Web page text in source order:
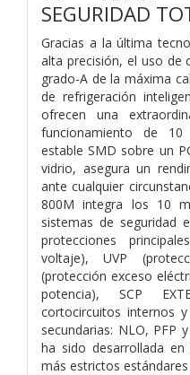
SEGURIDAD
Gracias a la última
alta precisión, el uso de
grado-A de la máxima
de refrigeración
ofrecen una
funcionamiento de
estable SMD sobre un
vidrio, asegura un
ante cualquier
800M integra los 10
sistemas de seguridad
protecciones
voltaje), UVP
(protección exceso
potencia), SCP
cortocircuitos internos
secundarias: NLO, PFP
ha sido desarrollada
más estrictos